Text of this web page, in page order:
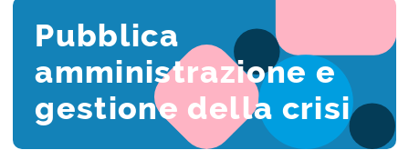
Pubblica
amministrazione e
gestione della crisi